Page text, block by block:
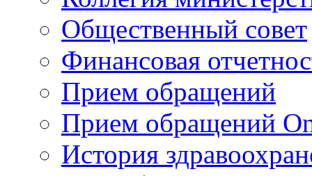
Общественный совет
Финансовая
Прием обращений
Прием обращений
История